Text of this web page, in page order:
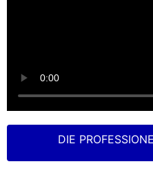
DIE